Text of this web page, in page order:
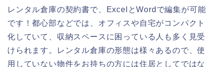
レンタル倉庫の契約書で、ExcelとWordで編集が可能
です！都心部などでは、オフィスや自宅がコンパクト
化していて、収納スペースに困っている人も多く見受
けられます。レンタル倉庫の形態は様々あるので、使
用していない物件をお持ちの方には住居としてではな